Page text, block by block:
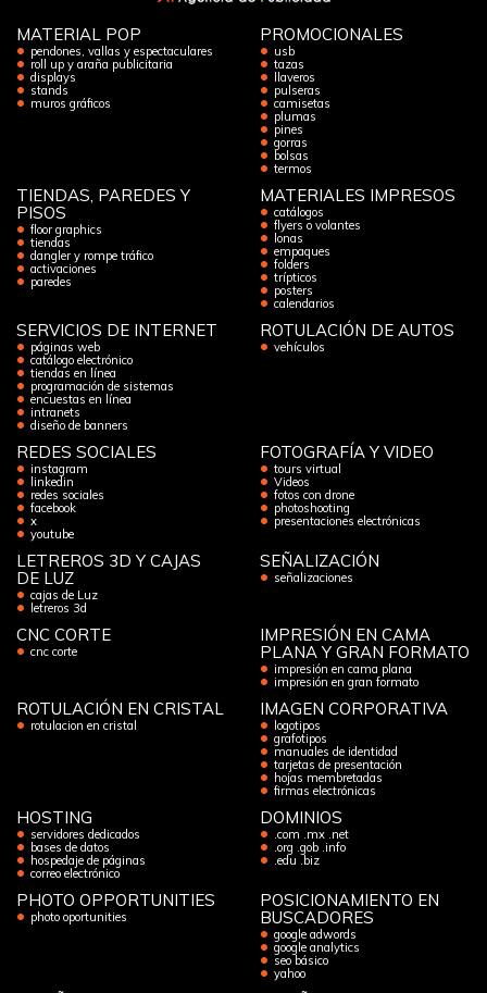
MATERIAL POP
pendones, vallas y espectaculares
roll up y araña publicitaria
displays
stands
muros gráficos
PROMOCIONALES
usb
tazas
llaveros
pulseras
camisetas
plumas
pines
gorras
bolsas
termos
TIENDAS, PAREDES Y
PISOS
floor graphics
tiendas
dangler y rompe tráfico
activaciones
paredes
MATERIALES IMPRESOS
catálogos
flyers o volantes
lonas
empaques
folders
trípticos
posters
calendarios
SERVICIOS DE INTERNET
páginas web
catálogo electrónico
tiendas en línea
programación de sistemas
encuestas en línea
intranets
diseño de banners
ROTULACIÓN DE AUTOS
vehículos
REDES SOCIALES
instagram
linkedin
redes sociales
facebook
x
youtube
FOTOGRAFÍA Y VIDEO
tours virtual
Videos
fotos con drone
photoshooting
presentaciones electrónicas
LETREROS 3D Y CAJAS
DE LUZ
cajas de Luz
letreros 3d
SEÑALIZACIÓN
señalizaciones
CNC CORTE
cnc corte
IMPRESIÓN EN CAMA
PLANA Y GRAN FORMATO
impresión en cama plana
impresión en gran formato
ROTULACIÓN EN CRISTAL
rotulacion en cristal
IMAGEN CORPORATIVA
logotipos
grafotipos
manuales de identidad
tarjetas de presentación
hojas membretadas
firmas electrónicas
HOSTING
servidores dedicados
bases de datos
hospedaje de páginas
correo electrónico
DOMINIOS
.com .mx .net
.org .gob .info
.edu .biz
PHOTO OPPORTUNITIES
photo oportunities
POSICIONAMIENTO EN
BUSCADORES
google adwords
google analytics
seo básico
yahoo